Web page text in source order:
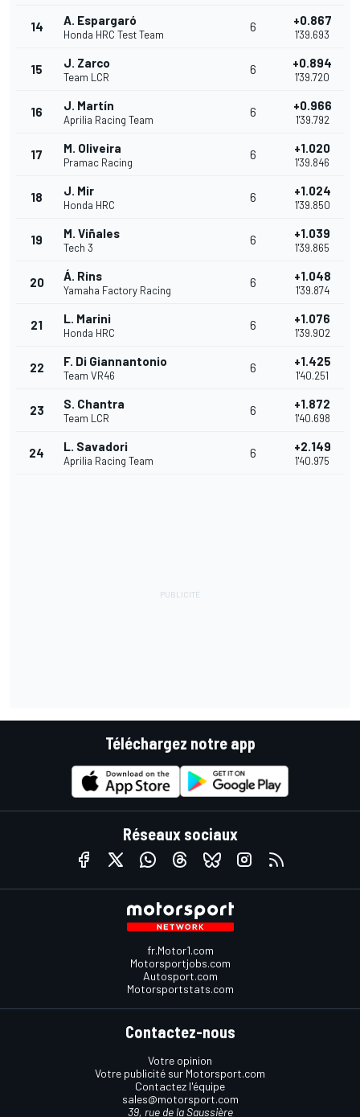
14 A. Espargaró
Honda HRC Test Team
6 +0.867
1'39.693
15 J. Zarco
Team LCR
6 +0.894
1'39.720
16 J. Martín
Aprilia Racing Team
6 +0.966
1'39.792
17 M. Oliveira
Pramac Racing
6 +1.020
1'39.846
18 J. Mir
Honda HRC
6 +1.024
1'39.850
19 M. Viñales
Tech 3
6 +1.039
1'39.865
20 Á. Rins
Yamaha Factory Racing
6 +1.048
1'39.874
21 L. Marini
Honda HRC
6 +1.076
1'39.902
22 F. Di Giannantonio
Team VR46
6 +1.425
1'40.251
23 S. Chantra
Team LCR
6 +1.872
1'40.698
24 L. Savadori
Aprilia Racing Team
6 +2.149
1'40.975
Téléchargez notre app
Réseaux sociaux
fr.Motor1.com
Motorsportjobs.com
Autosport.com
Motorsportstats.com
Contactez-nous
Votre opinion
Votre publicité sur Motorsport.com
Contactez l'équipe
sales@motorsport.com
39, rue de la Saussière